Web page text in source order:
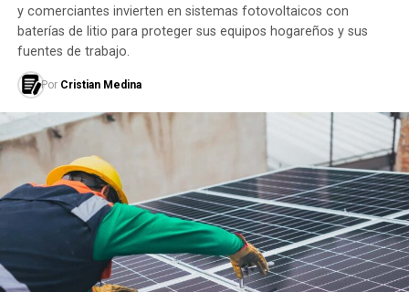
y comerciantes invierten en sistemas fotovoltaicos con
baterías de litio para proteger sus equipos hogareños y sus
fuentes de trabajo.
Por Cristian Medina